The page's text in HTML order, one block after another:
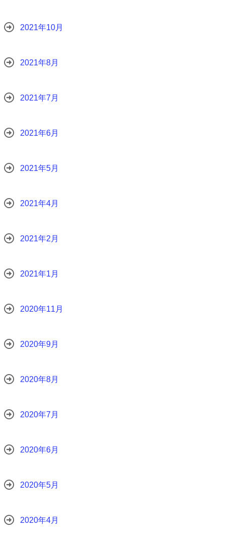
2021年10月
2021年8月
2021年7月
2021年6月
2021年5月
2021年4月
2021年2月
2021年1月
2020年11月
2020年9月
2020年8月
2020年7月
2020年6月
2020年5月
2020年4月